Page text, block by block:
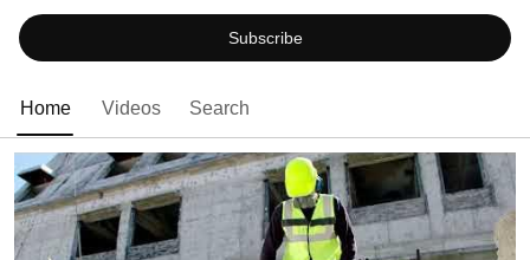
Subscribe
Home Videos Search